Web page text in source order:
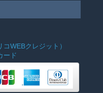
コWEBクレジット）
ード